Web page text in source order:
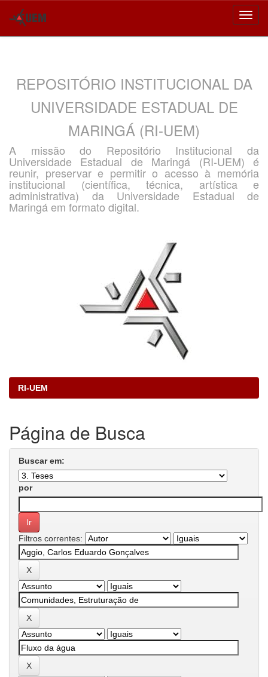
REPOSITÓRIO INSTITUCIONAL DA
UNIVERSIDADE ESTADUAL DE
MARINGÁ (RI-UEM)
A missão do Repositório Institucional da
Universidade Estadual de Maringá (RI-UEM) é
reunir, preservar e permitir o acesso à memória
institucional (científica, técnica, artística e
administrativa) da Universidade Estadual de
Maringá em formato digital.
RI-UEM
Página de Busca
Buscar em:
por
Filtros correntes: